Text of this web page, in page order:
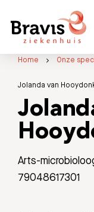
Home Onze
Jolanda van
Arts-
79048617301